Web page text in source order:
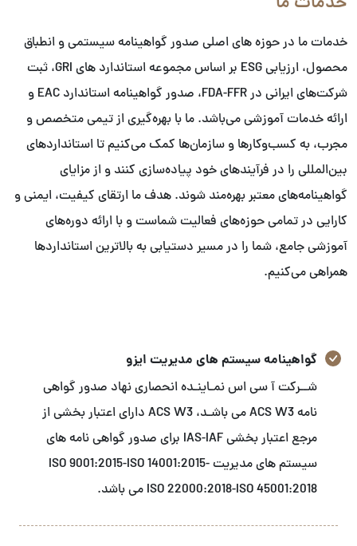
خدمات ما در حوزه های اصلی صدور گواهینامه سیستمی و انطباق
محصول، ارزیابی ESG بر اساس مجموعه استاندارد های GRI، ثبت
شرکت‌های ایرانی در FDA-FFR، صدور گواهینامه استاندارد EAC و
ارائه خدمات آموزشی می‌باشد. ما با بهره‌گیری از تیمی متخصص و
مجرب، به کسب‌وکارها و سازمان‌ها کمک می‌کنیم تا استانداردهای
بین‌المللی را در فرآیندهای خود پیاده‌سازی کنند و از مزایای
گواهینامه‌های معتبر بهره‌مند شوند. هدف ما ارتقای کیفیت، ایمنی و
کارایی در تمامی حوزه‌های فعالیت شماست و با ارائه دوره‌های
آموزشی جامع، شما را در مسیر دستیابی به بالاترین استانداردها
همراهی می‌کنیم.
گواهینامه سیستم های مدیریت ایزو
شــرکت آ سی اس نمـاینـده انحصاری نهاد صدور گواهی
نامه ACS W3 می باشـد، ACS W3 دارای اعتبار بخشی از
مرجع اعتبار بخشی IAS-IAF برای صدور گواهی نامه های
سیستم های مدیریت ISO 9001:2015-ISO 14001:2015-
ISO 22000:2018-ISO 45001:2018 می باشد.